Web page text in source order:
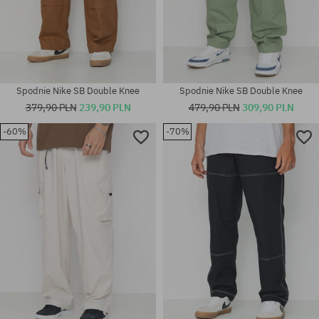
Dostępne rozmiary:
28; 30; 34; 36
Dostępne rozmiary:
28; 30
Spodnie Nike SB Double Knee
379,90 PLN 239,90 PLN
Spodnie Nike SB Double Knee
479,90 PLN309,90 PLN
-60% -70%